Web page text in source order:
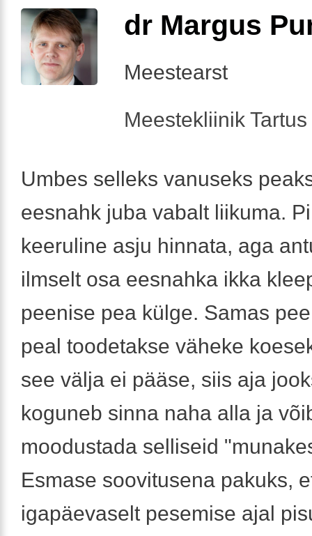
dr Margus
Meestearst
Meestekliinik
Umbes selleks vanuseks
eesnahk juba vabalt liikuma.
keeruline asju hinnata, aga
ilmselt osa eesnahka ikka
peenise pea külge. Samas
peal toodetakse väheke
see välja ei pääse, siis aja
koguneb sinna naha alla ja
moodustada selliseid
Esmase soovitusena pakuks,
igapäevaselt pesemise ajal